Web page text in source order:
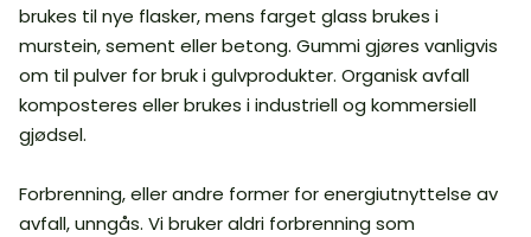
brukes til nye flasker, mens farget glass brukes i
murstein, sement eller betong. Gummi gjøres vanligvis
om til pulver for bruk i gulvprodukter. Organisk avfall
komposteres eller brukes i industriell og kommersiell
gjødsel.
Forbrenning, eller andre former for energiutnyttelse av
avfall, unngås. Vi bruker aldri forbrenning som